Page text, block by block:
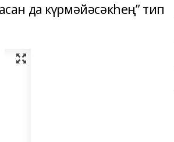
да күрмәйәсәкһең” тип